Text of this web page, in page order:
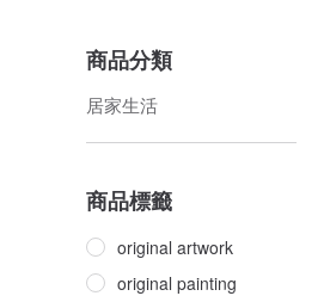
商品分類
居家生活
商品標籤
original artwork
original painting